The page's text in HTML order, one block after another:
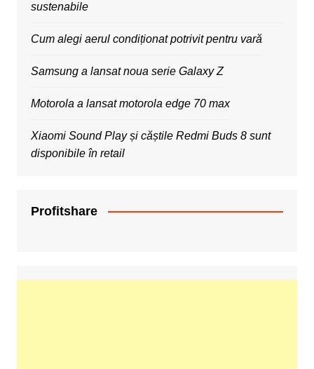
sustenabile
Cum alegi aerul condiționat potrivit pentru vară
Samsung a lansat noua serie Galaxy Z
Motorola a lansat motorola edge 70 max
Xiaomi Sound Play și căștile Redmi Buds 8 sunt
disponibile în retail
Profitshare